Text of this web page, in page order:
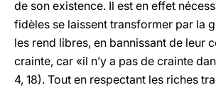
de son existence. Il est en effet
fidèles se laissent transformer par la
les rend libres, en bannissant de leur
crainte, car «il n’y a pas de crainte
4, 18). Tout en respectant les riches